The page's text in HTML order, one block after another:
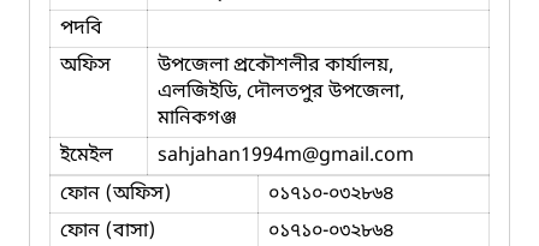
পদবি
অফিস
উপজেলা প্রকৌশলীর কার্যালয়,
এলজিইডি, দৌলতপুর উপজেলা,
মানিকগঞ্জ
ইমেইল
sahjahan1994m@gmail.com
ফোন (অফিস)
০১৭১০-০৩২৮৬৪
ফোন (বাসা)
০১৭১০-০৩২৮৬৪